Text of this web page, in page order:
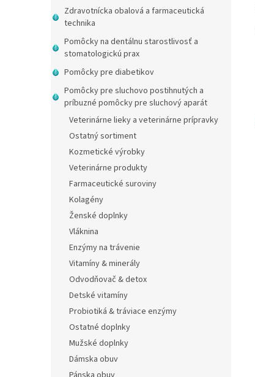
Zdravotnícka obalová a farmaceutická
technika
Pomôcky na dentálnu starostlivosť a
stomatologickú prax
Pomôcky pre diabetikov
Pomôcky pre sluchovo postihnutých a
príbuzné pomôcky pre sluchový aparát
Veterinárne lieky a veterinárne prípravky
Ostatný sortiment
Kozmetické výrobky
Veterinárne produkty
Farmaceutické suroviny
Kolagény
Ženské doplnky
Vláknina
Enzýmy na trávenie
Vitamíny & minerály
Odvodňovač & detox
Detské vitamíny
Probiotiká & tráviace enzýmy
Ostatné doplnky
Mužské doplnky
Dámska obuv